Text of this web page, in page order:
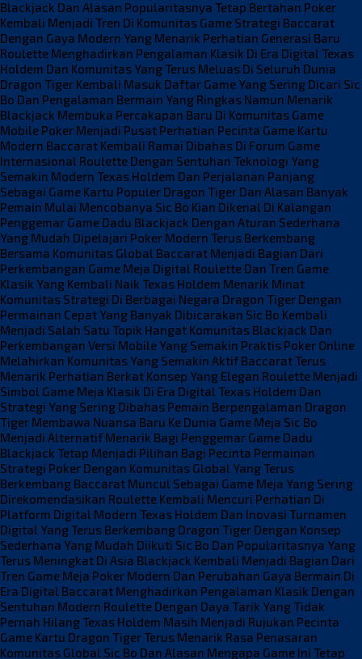
Blackjack Dan Alasan Popularitasnya Tetap Bertahan Poker
Kembali Menjadi Tren Di Komunitas Game Strategi Baccarat
Dengan Gaya Modern Yang Menarik Perhatian Generasi Baru
Roulette Menghadirkan Pengalaman Klasik Di Era Digital Texas
Holdem Dan Komunitas Yang Terus Meluas Di Seluruh Dunia
Dragon Tiger Kembali Masuk Daftar Game Yang Sering Dicari Sic
Bo Dan Pengalaman Bermain Yang Ringkas Namun Menarik
Blackjack Membuka Percakapan Baru Di Komunitas Game
Mobile Poker Menjadi Pusat Perhatian Pecinta Game Kartu
Modern Baccarat Kembali Ramai Dibahas Di Forum Game
Internasional Roulette Dengan Sentuhan Teknologi Yang
Semakin Modern Texas Holdem Dan Perjalanan Panjang
Sebagai Game Kartu Populer Dragon Tiger Dan Alasan Banyak
Pemain Mulai Mencobanya Sic Bo Kian Dikenal Di Kalangan
Penggemar Game Dadu Blackjack Dengan Aturan Sederhana
Yang Mudah Dipelajari Poker Modern Terus Berkembang
Bersama Komunitas Global Baccarat Menjadi Bagian Dari
Perkembangan Game Meja Digital Roulette Dan Tren Game
Klasik Yang Kembali Naik Texas Holdem Menarik Minat
Komunitas Strategi Di Berbagai Negara Dragon Tiger Dengan
Permainan Cepat Yang Banyak Dibicarakan Sic Bo Kembali
Menjadi Salah Satu Topik Hangat Komunitas Blackjack Dan
Perkembangan Versi Mobile Yang Semakin Praktis Poker Online
Melahirkan Komunitas Yang Semakin Aktif Baccarat Terus
Menarik Perhatian Berkat Konsep Yang Elegan Roulette Menjadi
Simbol Game Meja Klasik Di Era Digital Texas Holdem Dan
Strategi Yang Sering Dibahas Pemain Berpengalaman Dragon
Tiger Membawa Nuansa Baru Ke Dunia Game Meja Sic Bo
Menjadi Alternatif Menarik Bagi Penggemar Game Dadu
Blackjack Tetap Menjadi Pilihan Bagi Pecinta Permainan
Strategi Poker Dengan Komunitas Global Yang Terus
Berkembang Baccarat Muncul Sebagai Game Meja Yang Sering
Direkomendasikan Roulette Kembali Mencuri Perhatian Di
Platform Digital Modern Texas Holdem Dan Inovasi Turnamen
Digital Yang Terus Berkembang Dragon Tiger Dengan Konsep
Sederhana Yang Mudah Diikuti Sic Bo Dan Popularitasnya Yang
Terus Meningkat Di Asia Blackjack Kembali Menjadi Bagian Dari
Tren Game Meja Poker Modern Dan Perubahan Gaya Bermain Di
Era Digital Baccarat Menghadirkan Pengalaman Klasik Dengan
Sentuhan Modern Roulette Dengan Daya Tarik Yang Tidak
Pernah HilangTexas Holdem Masih Menjadi Rujukan Pecinta
Game Kartu Dragon Tiger Terus Menarik Rasa Penasaran
Komunitas Global Sic Bo Dan Alasan Mengapa Game Ini Tetap